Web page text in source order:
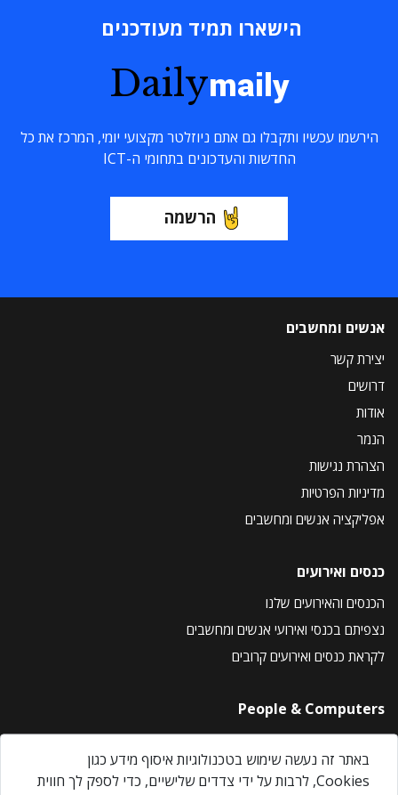
הישארו תמיד מעודכנים
Dailymaily
הירשמו עכשיו ותקבלו גם אתם ניוזלטר מקצועי יומי, המרכז את כל
החדשות והעדכונים בתחומי ה-ICT
הרשמה
אנשים ומחשבים
יצירת קשר
דרושים
אודות
הנמר
הצהרת נגישות
מדיניות הפרטיות
אפליקציה אנשים ומחשבים
כנסים ואירועים
הכנסים והאירועים שלנו
נצפיתם בכנסי ואירועי אנשים ומחשבים
לקראת כנסים ואירועים קרובים
People & Computers
About Us
Privacy Policy
באתר זה נעשה שימוש בטכנולוגיות איסוף מידע כגון
Cookies, לרבות על ידי צדדים שלישיים, כדי לספק לך חווית